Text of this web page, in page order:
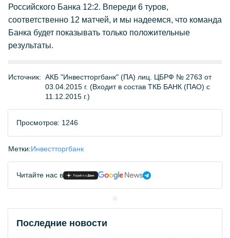
Российского Банка 12:2. Впереди 6 туров,
соответственно 12 матчей, и мы надеемся, что команда
Банка будет показывать только положительные
результаты.
Источник: АКБ "Инвестторгбанк" (ПА) лиц. ЦБРФ № 2763 от
03.04.2015 г. (Входит в состав ТКБ БАНК (ПАО) с
11.12.2015 г.)
Просмотров: 1246
Метки:Инвестторгбанк
Читайте нас в
Последние новости